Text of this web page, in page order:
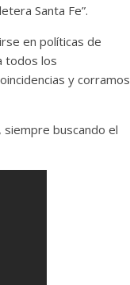
Santa Fe”.
en políticas de
todos los
y corramos
siempre buscando el